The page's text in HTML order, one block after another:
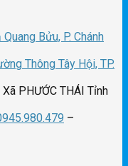
Bửu, P. Chánh
Thông Tây Hội, TP.
PHƯỚC THÁI Tỉnh
–